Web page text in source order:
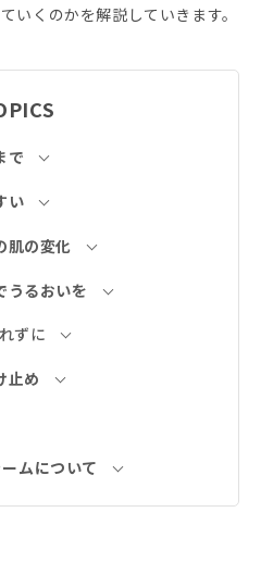
いくのかを解説していきます。
で
い
肌の変化
うるおいを
ずに
止め
ムについて